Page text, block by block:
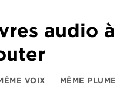
audio à
VOIX MÊME PLUME